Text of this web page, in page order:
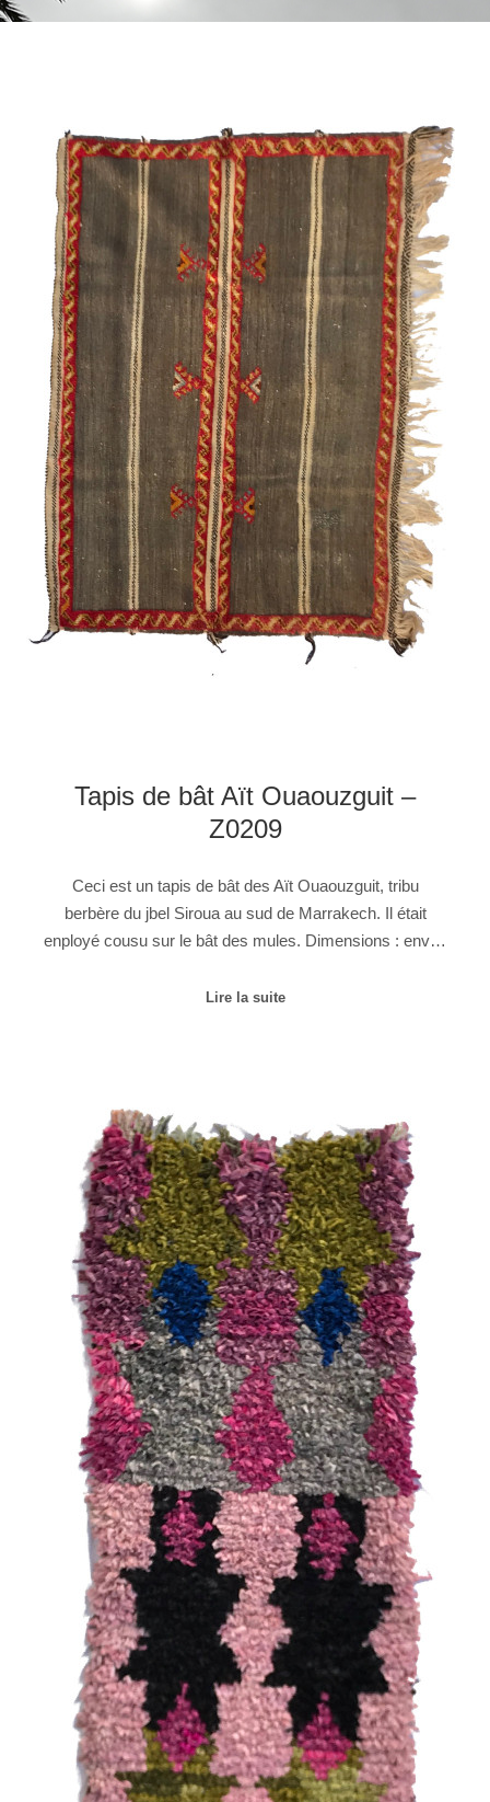
Tapis de bât Aït Ouaouzguit –
Z0209
Ceci est un tapis de bât des Aït Ouaouzguit, tribu
berbère du jbel Siroua au sud de Marrakech. Il était
enployé cousu sur le bât des mules. Dimensions : env…
Lire la suite